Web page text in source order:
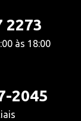
2273
às 18:00
2045